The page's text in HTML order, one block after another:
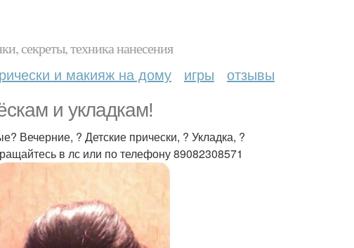
секреты, техника нанесения
и макияж на дому игры отзывы
и укладкам!
Вечерние, ? Детские прически, ? Укладка, ?
в лс или по телефону 89082308571